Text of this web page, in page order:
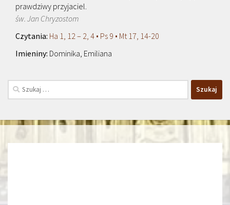
prawdziwy przyjaciel.
św. Jan Chryzostom
Ha 1, 12 – 2, 4 • Ps 9 • Mt 17, 14-20
Dominika, Emiliana
Szukaj: